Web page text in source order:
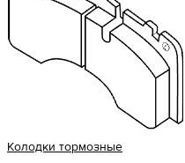
Колодки тормозные